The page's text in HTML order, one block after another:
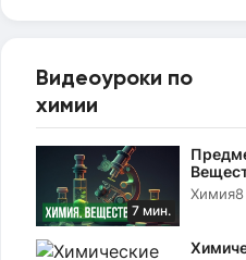
Видеоуроки по
химии
7 мин.
Химия8